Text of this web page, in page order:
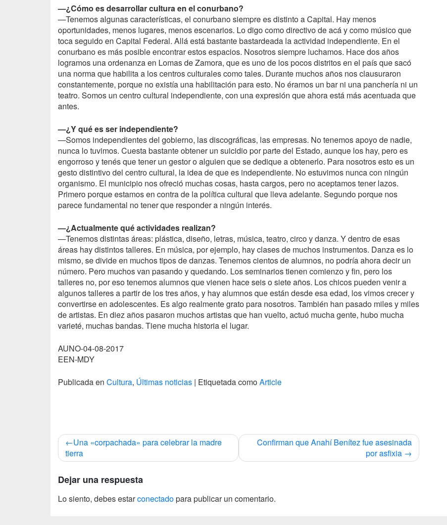
—¿Cómo es desarrollar cultura en el conurbano?
—Tenemos algunas características, el conurbano siempre es distinto a Capital. Hay menos
oportunidades, menos lugares, menos escenarios. Lo digo como directivo de acá y como músico que
toca seguido en Capital Federal. Allá está bastante bastardeada la actividad independiente. En el
conurbano es más posible encontrar estos espacios. Nosotros siempre luchamos. Hace dos años
logramos una ordenanza en Lomas de Zamora, que es uno de los pocos distritos en el país que sacó
una norma que habilita a los centros culturales como tales. Durante muchos años nos clausuraron
constantemente, porque no existía una habilitación para esto. No éramos un bar ni una panchería ni un
teatro. Somos un centro cultural independiente, con una expresión que ahora está más acentuada que
antes.
—¿Y qué es ser independiente?
—Somos independientes del gobierno, las discográficas, las empresas. No tenemos apoyo de nadie,
nunca lo tuvimos. Cuesta bastante obtener un suicidio por parte del Estado, aunque los hay, pero es
engorroso y tenés que tener un gestor o alguien que se dedique a obtenerlo. Para nosotros esto es un
gesto distintivo del centro cultural, la idea de que es independiente. No estuvimos nunca con ningún
organismo. El municipio nos ofreció muchas cosas, hasta cargos, pero no aceptamos tener lazos.
Primero porque estamos en contra de la política cultural que lleva adelante. Segundo porque nos
parece fundamental no tener que responder a ningún interés.
—¿Actualmente qué actividades realizan?
—Tenemos distintas áreas: plástica, diseño, letras, música, teatro, circo y danza. Y dentro de esas
áreas hay distintos talleres. En música, por ejemplo, hay clases de muchos instrumentos. Danza es lo
mismo, se divide en muchos tipos de danzas. Tenemos cientos de alumnos, no podría ahora decir un
número. Pero muchos van pasando y quedando. Los seminarios tienen comienzo y fin, pero los
talleres no, por eso tenemos alumnos que vienen hace seis o siete años. Los chicos pueden venir a
algunos talleres a partir de los tres años, y hay alumnos que están desde esa edad, los vimos crecer y
convertirse en adolescentes. Es algo realmente grato para nosotros. También han pasado miles y miles
de artistas. En diez años pasaron muchos artistas que han vuelto, actuó mucha gente, hubo mucha
varieté, muchas bandas. Tiene mucha historia el lugar.
AUNO-04-08-2017
EEN-MDY
Publicada en Cultura, Últimas noticias | Etiquetada comoArticle
Navegación
de
Una «corpachada» para celebrar la madre
tierra
Confirman que Anahí Benítez fue asesinada
por asfixia
Dejar una respuesta
Lo siento, debes estarconectadopara publicar un comentario.